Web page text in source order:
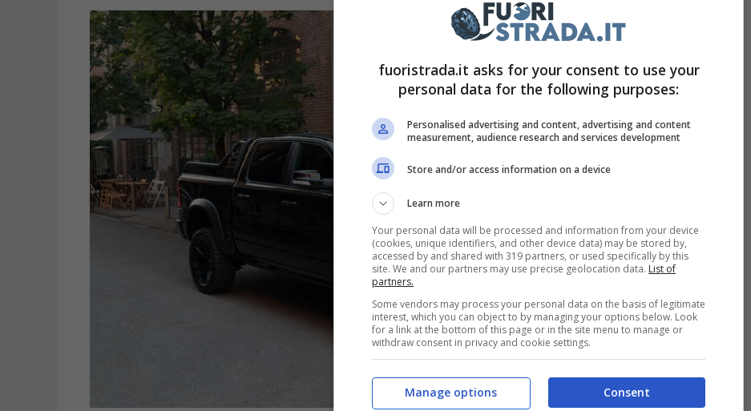
fuoristrada.it asks for your consent to use your
personal data for the following purposes:
Personalised advertising and content, advertising and content
measurement, audience research and services development
Store and/or access information on a device
Learn more
Your personal data will be processed and information from your device
(cookies, unique identifiers, and other device data) may be stored by,
accessed by and shared with 319 partners, or used specifically by this
site. We and our partners may use precise geolocation data. List of
partners.
Some vendors may process your personal data on the basis of legitimate
interest, which you can object to by managing your options below. Look
for a link at the bottom of this page or in the site menu to manage or
withdraw consent in privacy and cookie settings.
Consent
Manage options